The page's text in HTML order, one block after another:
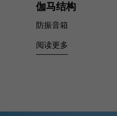
伽马结构
防振音箱
阅读更多